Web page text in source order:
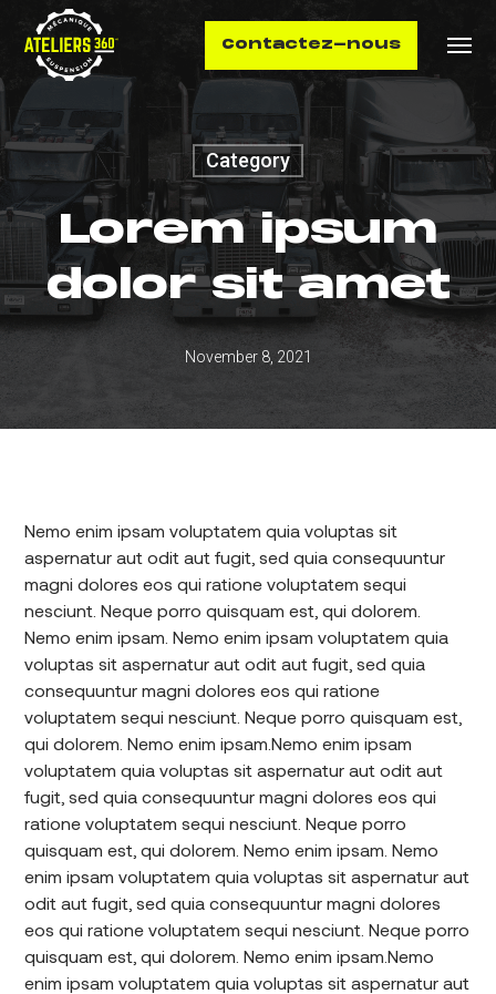
Skip
main
content
Contactez-nous
Menu
Category
Lorem ipsum
dolor sit amet
November 8, 2021
Nemo enim ipsam voluptatem quia voluptas sit
aspernatur aut odit aut fugit, sed quia consequuntur
magni dolores eos qui ratione voluptatem sequi
nesciunt. Neque porro quisquam est, qui dolorem.
Nemo enim ipsam. Nemo enim ipsam voluptatem quia
voluptas sit aspernatur aut odit aut fugit, sed quia
consequuntur magni dolores eos qui ratione
voluptatem sequi nesciunt. Neque porro quisquam est,
qui dolorem. Nemo enim ipsam.Nemo enim ipsam
voluptatem quia voluptas sit aspernatur aut odit aut
fugit, sed quia consequuntur magni dolores eos qui
ratione voluptatem sequi nesciunt. Neque porro
quisquam est, qui dolorem. Nemo enim ipsam. Nemo
enim ipsam voluptatem quia voluptas sit aspernatur aut
odit aut fugit, sed quia consequuntur magni dolores
eos qui ratione voluptatem sequi nesciunt. Neque porro
quisquam est, qui dolorem. Nemo enim ipsam.Nemo
enim ipsam voluptatem quia voluptas sit aspernatur aut